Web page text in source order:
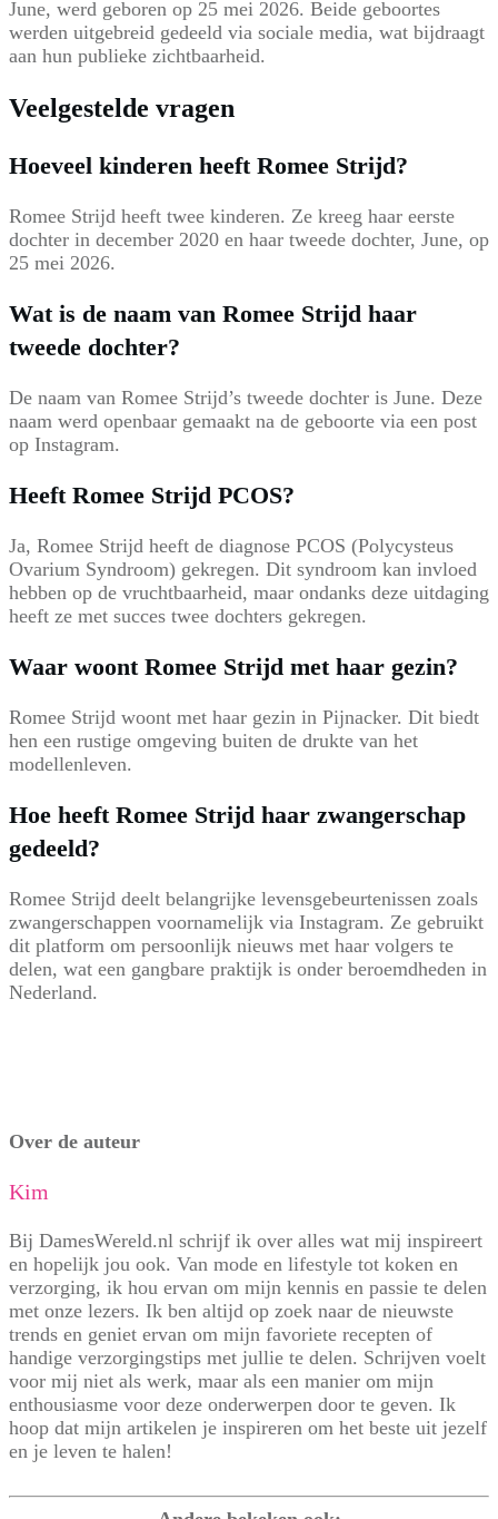
June, werd geboren op 25 mei 2026. Beide geboortes
werden uitgebreid gedeeld via sociale media, wat bijdraagt
aan hun publieke zichtbaarheid.
Veelgestelde vragen
Hoeveel kinderen heeft Romee Strijd?
Romee Strijd heeft twee kinderen. Ze kreeg haar eerste
dochter in december 2020 en haar tweede dochter, June, op
25 mei 2026.
Wat is de naam van Romee Strijd haar
tweede dochter?
De naam van Romee Strijd’s tweede dochter is June. Deze
naam werd openbaar gemaakt na de geboorte via een post
op Instagram.
Heeft Romee Strijd PCOS?
Ja, Romee Strijd heeft de diagnose PCOS (Polycysteus
Ovarium Syndroom) gekregen. Dit syndroom kan invloed
hebben op de vruchtbaarheid, maar ondanks deze uitdaging
heeft ze met succes twee dochters gekregen.
Waar woont Romee Strijd met haar gezin?
Romee Strijd woont met haar gezin in Pijnacker. Dit biedt
hen een rustige omgeving buiten de drukte van het
modellenleven.
Hoe heeft Romee Strijd haar zwangerschap
gedeeld?
Romee Strijd deelt belangrijke levensgebeurtenissen zoals
zwangerschappen voornamelijk via Instagram. Ze gebruikt
dit platform om persoonlijk nieuws met haar volgers te
delen, wat een gangbare praktijk is onder beroemdheden in
Nederland.
Over de auteur
Kim
Bij DamesWereld.nl schrijf ik over alles wat mij inspireert
en hopelijk jou ook. Van mode en lifestyle tot koken en
verzorging, ik hou ervan om mijn kennis en passie te delen
met onze lezers. Ik ben altijd op zoek naar de nieuwste
trends en geniet ervan om mijn favoriete recepten of
handige verzorgingstips met jullie te delen. Schrijven voelt
voor mij niet als werk, maar als een manier om mijn
enthousiasme voor deze onderwerpen door te geven. Ik
hoop dat mijn artikelen je inspireren om het beste uit jezelf
en je leven te halen!